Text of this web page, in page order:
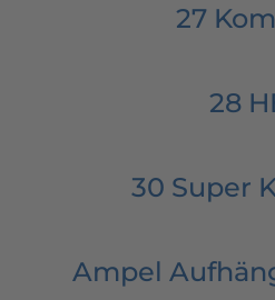
27
28
30 Super
Ampel